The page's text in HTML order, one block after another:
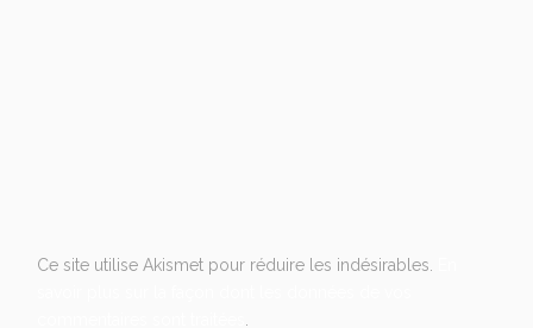
Ce site utilise Akismet pour réduire les indésirables.